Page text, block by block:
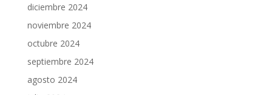
diciembre 2024
noviembre 2024
octubre 2024
septiembre 2024
agosto 2024